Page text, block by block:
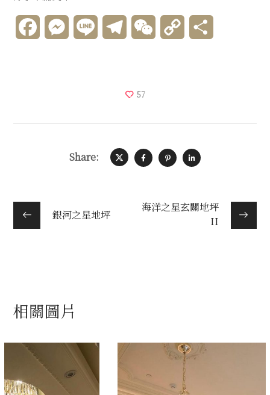
FacebookMessenger
Line TelegramWeChat Copy
57
Share:
銀河之星地坪
海洋之星玄關地坪
II
相關圖片
海洋之星電視牆
楊英智設計